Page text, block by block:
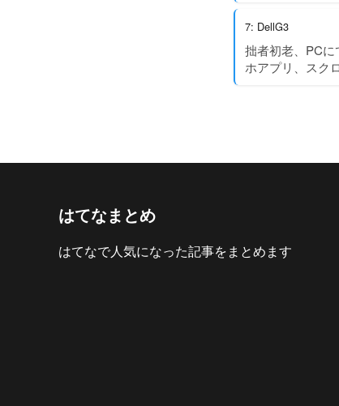
7: DellG3
拙者初老、PC
ホアプリ、スク
はてなまとめ
はてなで人気になった記事をまとめます